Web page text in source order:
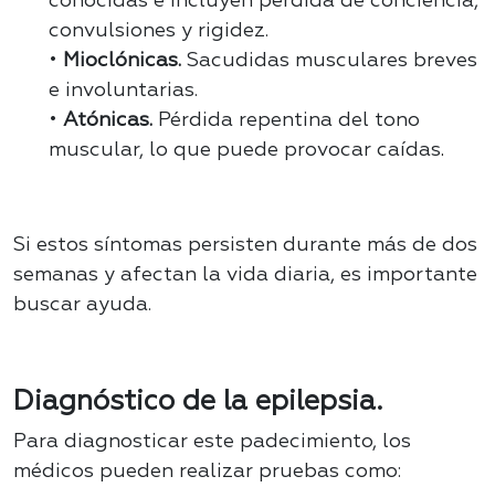
convulsiones y rigidez.
• Mioclónicas. Sacudidas musculares breves
e involuntarias.
• Atónicas. Pérdida repentina del tono
muscular, lo que puede provocar caídas.
Si estos síntomas persisten durante más de dos
semanas y afectan la vida diaria, es importante
buscar ayuda.
Diagnóstico de la epilepsia.
Para diagnosticar este padecimiento, los
médicos pueden realizar pruebas como: